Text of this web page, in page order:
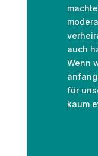
auch
Wenn
für
kaum